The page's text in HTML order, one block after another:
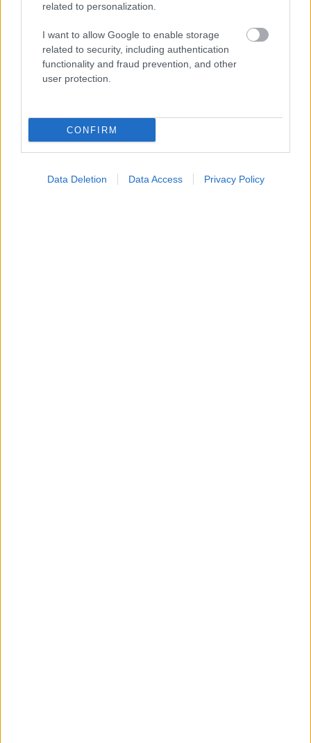
related to personalization.
I want to allow Google to enable storage
related to security, including authentication
functionality and fraud prevention, and other
user protection.
CONFIRM
Data Deletion Data Access Privacy Policy
Η αποφυγή 3 παραγόντων κινδύνου στη μέση ηλικία
προσθέτει 13 χρόνια χωρίς άνοια [μελέτη]